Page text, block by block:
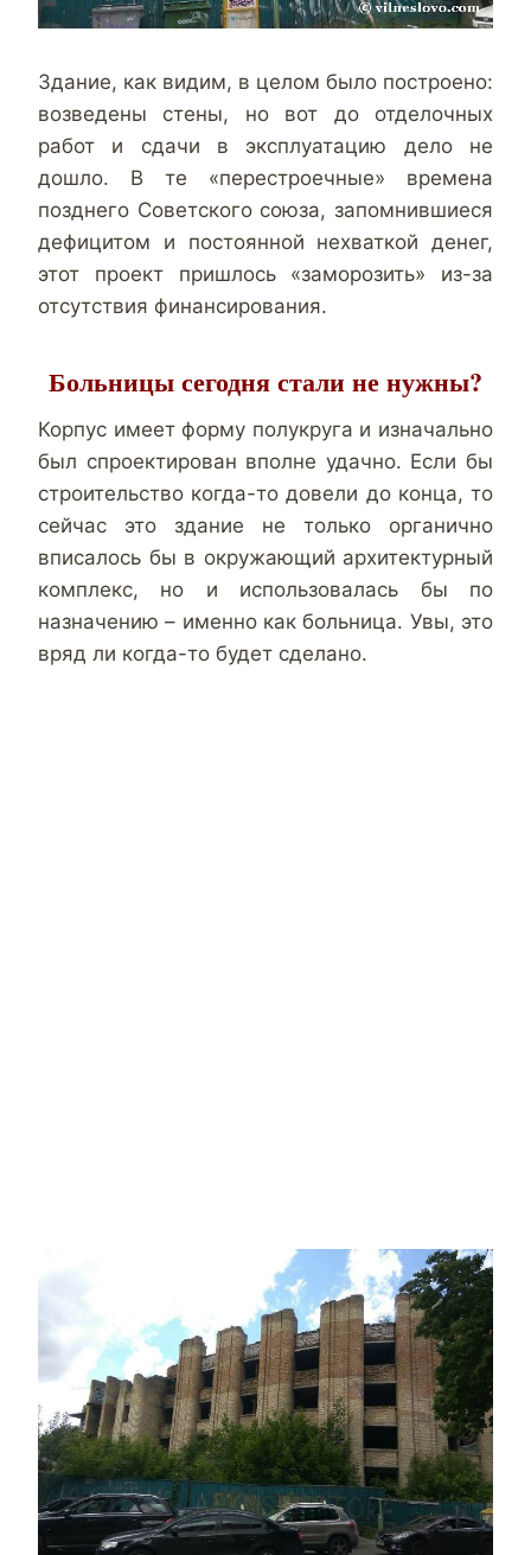
Здание, как видим, в целом было построено:
возведены стены, но вот до отделочных
работ и сдачи в эксплуатацию дело не
дошло. В те «перестроечные» времена
позднего Советского союза, запомнившиеся
дефицитом и постоянной нехваткой денег,
этот проект пришлось «заморозить» из-за
отсутствия финансирования.
Больницы сегодня стали не нужны?
Корпус имеет форму полукруга и изначально
был спроектирован вполне удачно. Если бы
строительство когда-то довели до конца, то
сейчас это здание не только органично
вписалось бы в окружающий архитектурный
комплекс, но и использовалась бы по
назначению – именно как больница. Увы, это
вряд ли когда-то будет сделано.